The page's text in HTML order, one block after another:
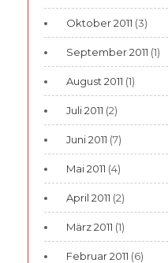
Oktober 2011 (3)
September 2011 (1)
August 2011 (1)
Juli 2011 (2)
Juni 2011 (7)
Mai 2011 (4)
April 2011 (2)
März 2011 (1)
Februar 2011 (6)